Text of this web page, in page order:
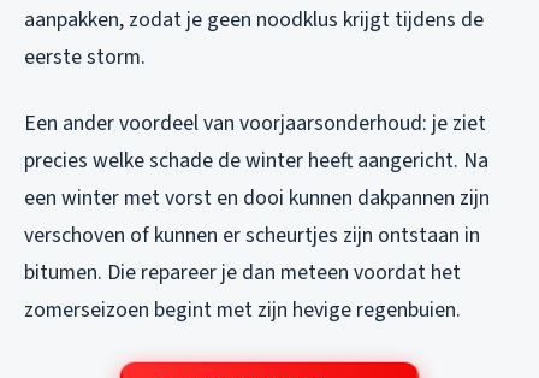
aanpakken, zodat je geen noodklus krijgt tijdens de
eerste storm.
Een ander voordeel van voorjaarsonderhoud: je ziet
precies welke schade de winter heeft aangericht. Na
een winter met vorst en dooi kunnen dakpannen zijn
verschoven of kunnen er scheurtjes zijn ontstaan in
bitumen. Die repareer je dan meteen voordat het
zomerseizoen begint met zijn hevige regenbuien.